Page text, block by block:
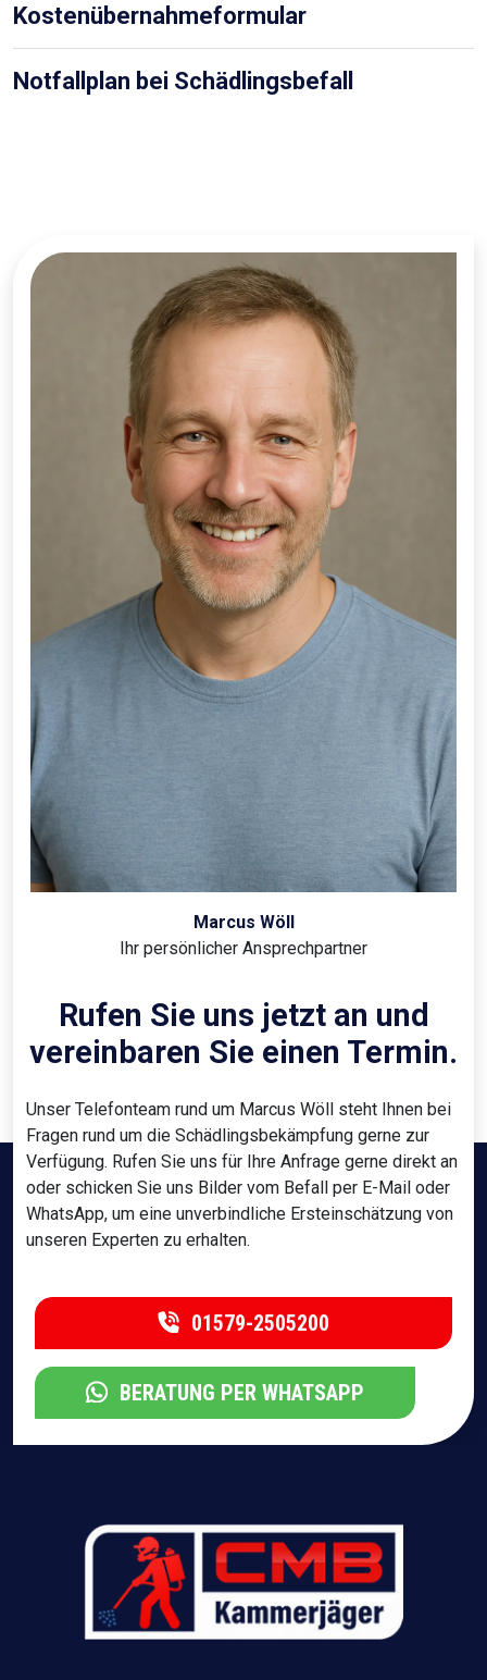
Kostenübernahmeformular
Notfallplan bei Schädlingsbefall
Marcus Wöll
Ihr persönlicher Ansprechpartner
Rufen Sie uns jetzt an und
vereinbaren Sie einen Termin.
Unser Telefonteam rund um Marcus Wöll steht Ihnen bei
Fragen rund um die Schädlingsbekämpfung gerne zur
Verfügung. Rufen Sie uns für Ihre Anfrage gerne direkt an
oder schicken Sie uns Bilder vom Befall per E-Mail oder
WhatsApp, um eine unverbindliche Ersteinschätzung von
unseren Experten zu erhalten.
01579-2505200
BERATUNG PER WHATSAPP